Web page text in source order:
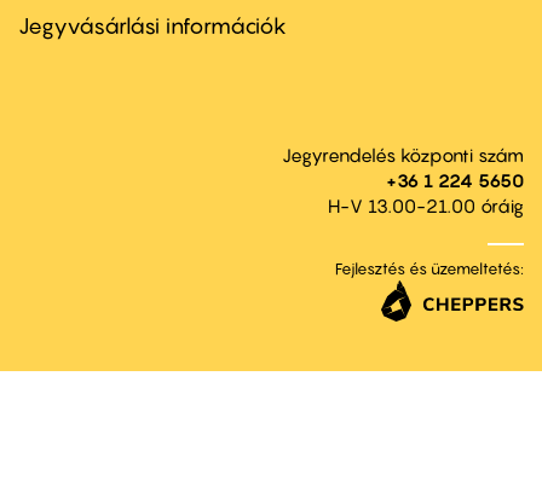
second
Jegyvásárlási információk
Jegyrendelés központi szám
+36 1 224 5650
H-V 13.00-21.00 óráig
Fejlesztés és üzemeltetés: